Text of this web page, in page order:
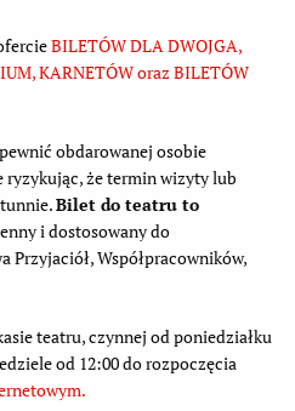
BILETÓW DLA DWOJGA,
KARNETÓW oraz BILETÓW
obdarowanej osobie
że termin wizyty lub
Bilet do teatru to
i dostosowany do
Współpracowników,
teatru, czynnej od poniedziałku
od 12:00 do rozpoczęcia